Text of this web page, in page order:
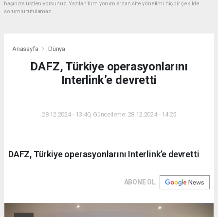
başınıza üstleniyorsunuz. Yazılan tüm yorumlardan site yönetimi hiçbir şekilde
sorumlu tutulamaz.
Anasayfa Dünya
DAFZ, Türkiye operasyonlarını
Interlink’e devretti
28.12.2024 - 13:40, Güncelleme: 28.12.2024 - 14:25
DAFZ, Türkiye operasyonlarını Interlink’e devretti
ABONE OL